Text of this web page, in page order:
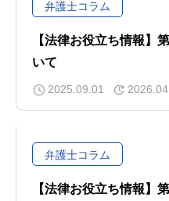
弁護士コラム
【法律お役立ち情報】
いて
2025.09.01
弁護士コラム
【法律お役立ち情報】